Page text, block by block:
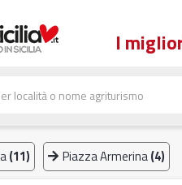
(11) Piazza Armerina(4)